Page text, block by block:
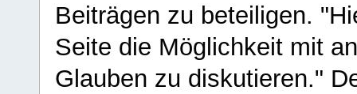
Beiträgen zu beteiligen.
Seite die Möglichkeit mit
Glauben zu diskutieren."